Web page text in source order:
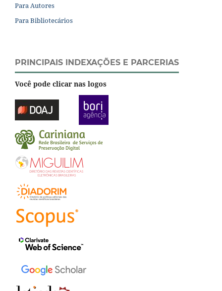
Para Autores
Para Bibliotecários
PRINCIPAIS INDEXAÇÕES E PARCERIAS
Você pode clicar nas logos